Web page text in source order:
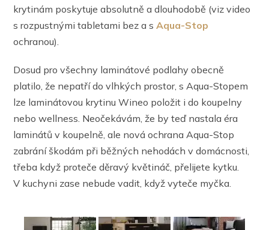
krytinám poskytuje absolutně a dlouhodobě (viz video
s rozpustnými tabletami bez a sAqua-Stop
ochranou).
Dosud pro všechny laminátové podlahy obecně
platilo, že nepatří do vlhkých prostor, s Aqua-Stopem
lze laminátovou krytinu Wineo položit i do koupelny
nebo wellness. Neočekávám, že by teď nastala éra
laminátů v koupelně, ale nová ochrana Aqua-Stop
zabrání škodám při běžných nehodách v domácnosti,
třeba když proteče děravý květináč, přelijete kytku.
V kuchyni zase nebude vadit, když vyteče myčka.